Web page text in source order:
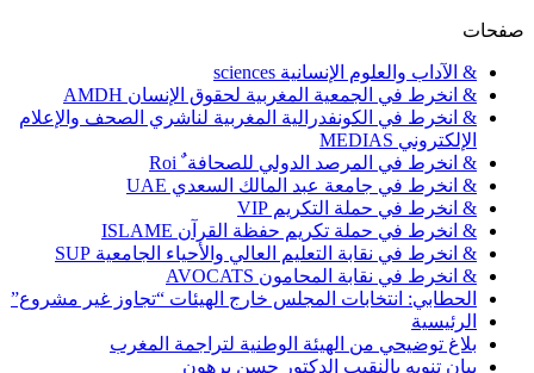
صفحات
& الآداب والعلوم الإنسانية sciences
& انخرط في الجمعية المغربية لحقوق الإنسان AMDH
& انخرط في الكونفدرالية المغربية لناشري الصحف والإعلام
الإلكتروني MEDIAS
& انخرط في المرصد الدولي للصحافة ٌ Roi
& انخرط في جامعة عبد المالك السعدي UAE
& انخرط في حملة التكريم VIP
& انخرط في حملة تكريم حفظة القرآن ISLAME
& انخرط في نقابة التعليم العالي والأحياء الجامعية SUP
& انخرط في نقابة المحامون AVOCATS
الحطابي: انتخابات المجلس خارج الهيئات “تجاوز غير مشروع”
الرئيسية
بلاغ توضيحي من الهيئة الوطنية لتراجمة المغرب
بيان تنويه بالنقيب الدكتور حسن برهون